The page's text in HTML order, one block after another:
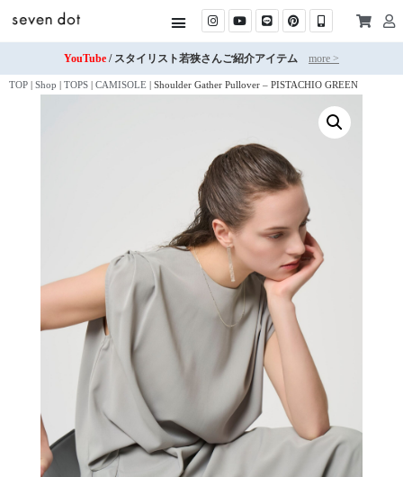
YouTube / スタイリスト若狭さんご紹介アイテム more >
TOP Shop TOPS CAMISOLE Shoulder Gather Pullover – PISTACHIO GREEN